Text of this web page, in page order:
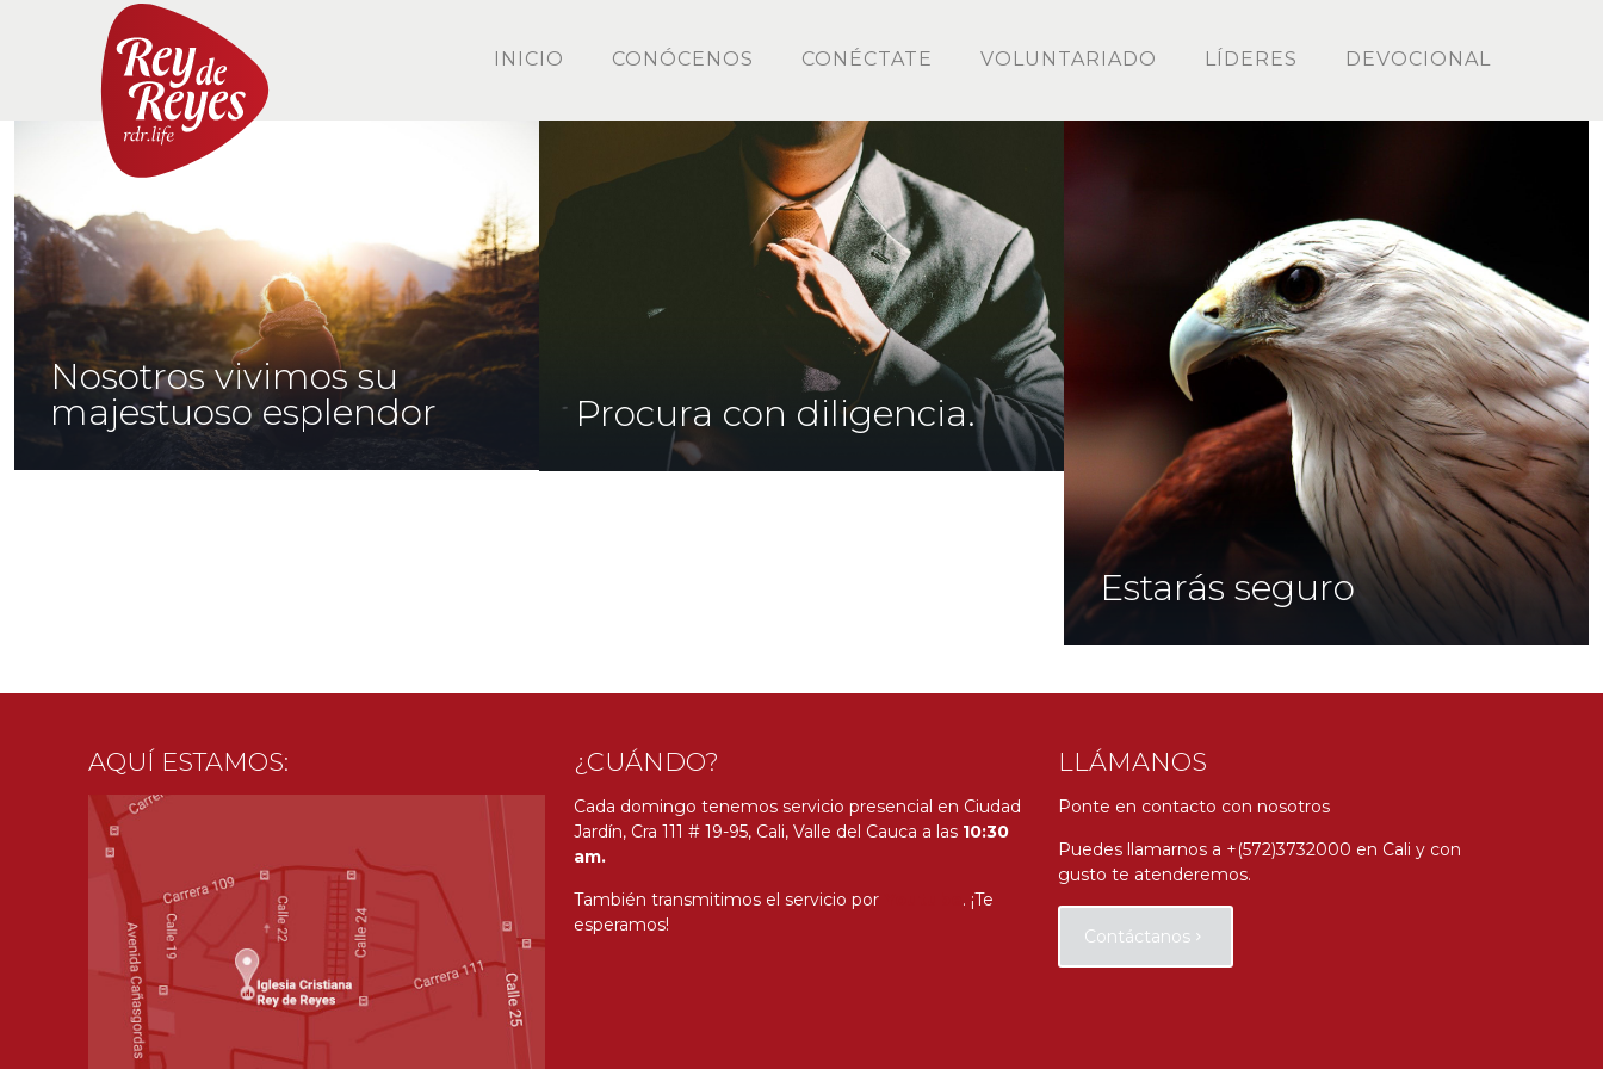
INICIO CONÓCENOS CONÉCTATE VOLUNTARIADO LÍDERES DEVOCIONAL
Nosotros vivimos su
majestuoso esplendor
Procura con diligencia.
Estarás seguro
AQUÍ ESTAMOS: ¿CUÁNDO?
Cada domingo tenemos servicio presencial en Ciudad
Jardín, Cra 111 # 19-95, Cali, Valle del Cauca a las 10:30
am.
También transmitimos el servicio por
. ¡Te
esperamos!
LLÁMANOS
Ponte en contacto con nosotros
Puedes llamarnos a +(572)3732000 en Cali y con
gusto te atenderemos.
Contáctanos